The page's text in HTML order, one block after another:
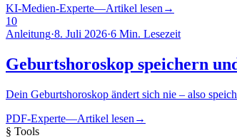
KI-Medien-Experte—Artikel lesen →
10
Anleitung·8. Juli 2026·6 Min. Lesezeit
Geburtshoroskop speichern
Dein Geburtshoroskop ändert sich nie – also
PDF-Experte—Artikel lesen →
§ Tools